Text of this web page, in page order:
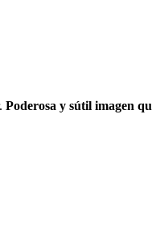
Poderosa y sútil imagen